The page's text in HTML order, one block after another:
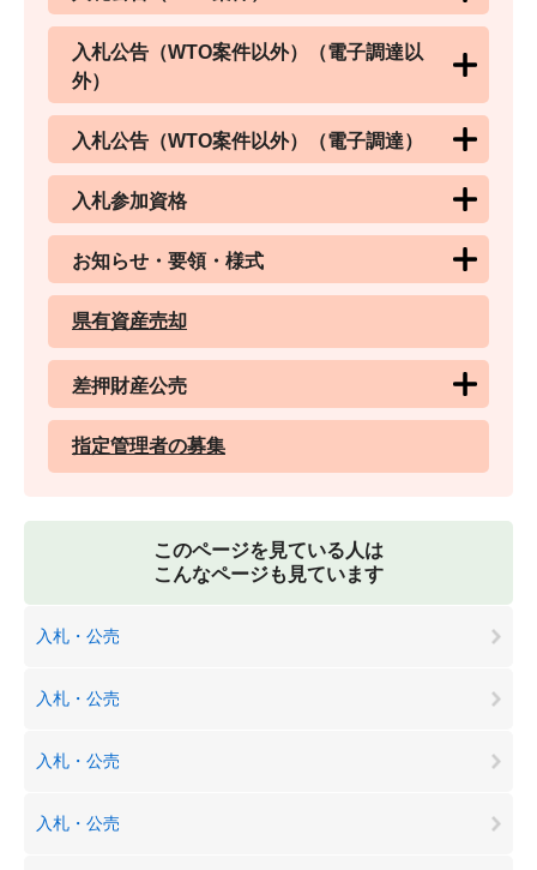
入札公告（WTO案件以外）（電子調達以
外）
入札公告（WTO案件以外）（電子調達）
入札参加資格
お知らせ・要領・様式
県有資産売却
差押財産公売
指定管理者の募集
このページを見ている人は
こんなページも見ています
入札・公売
入札・公売
入札・公売
入札・公売